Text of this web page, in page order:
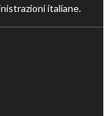
italiane.